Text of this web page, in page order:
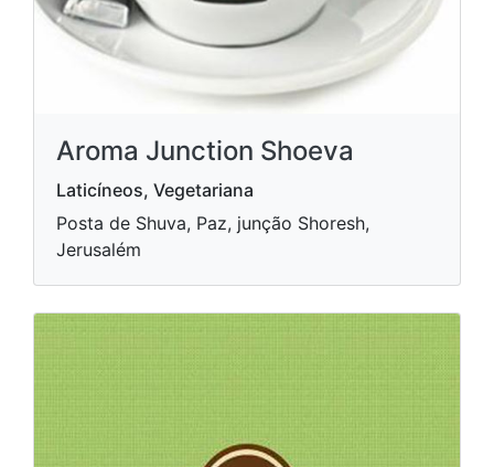
Aroma Junction Shoeva
Laticíneos, Vegetariana
Posta de Shuva, Paz, junção Shoresh,
Jerusalém